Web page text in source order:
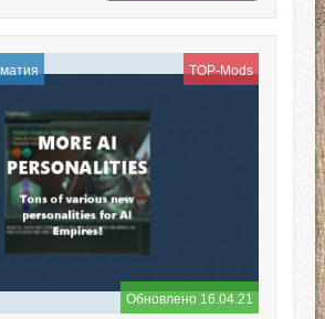
TOP-Mods
Обновлено 16.04.21